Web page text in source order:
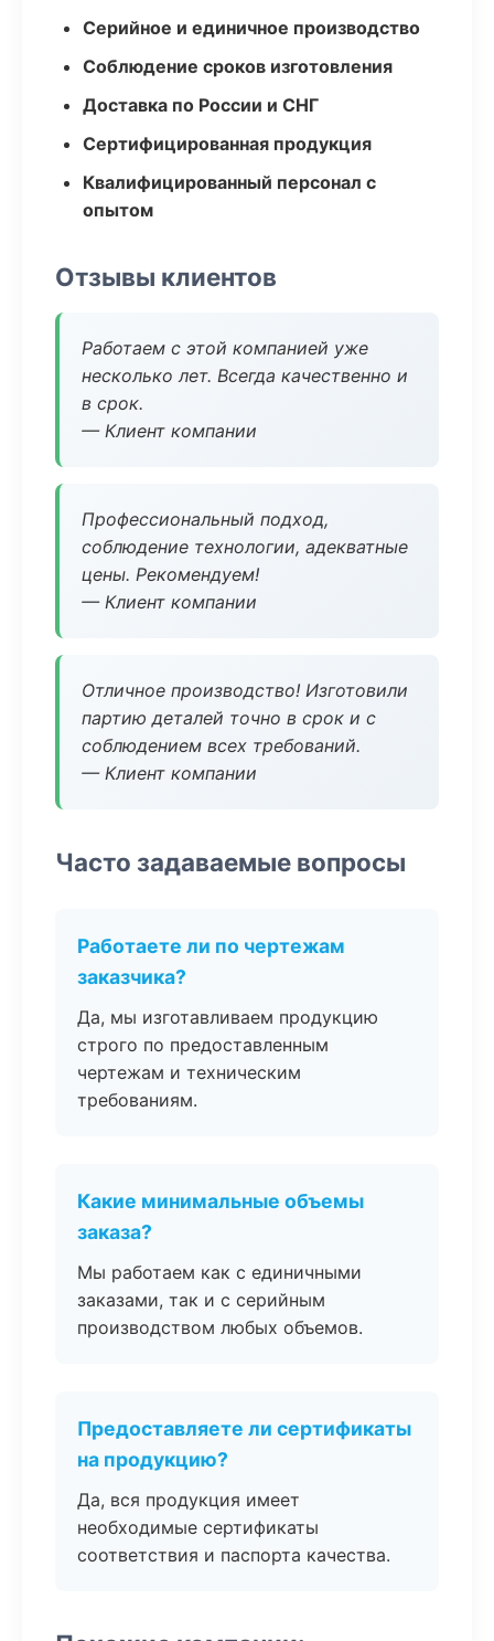
Серийное и единичное производство
Соблюдение сроков изготовления
Доставка по России и СНГ
Сертифицированная продукция
Квалифицированный персонал с
опытом
Отзывы клиентов
Работаем с этой компанией уже
несколько лет. Всегда качественно и
в срок.
— Клиент компании
Профессиональный подход,
соблюдение технологии, адекватные
цены. Рекомендуем!
— Клиент компании
Отличное производство! Изготовили
партию деталей точно в срок и с
соблюдением всех требований.
— Клиент компании
Часто задаваемые вопросы
Работаете ли по чертежам
заказчика?
Да, мы изготавливаем продукцию
строго по предоставленным
чертежам и техническим
требованиям.
Какие минимальные объемы
заказа?
Мы работаем как с единичными
заказами, так и с серийным
производством любых объемов.
Предоставляете ли сертификаты
на продукцию?
Да, вся продукция имеет
необходимые сертификаты
соответствия и паспорта качества.